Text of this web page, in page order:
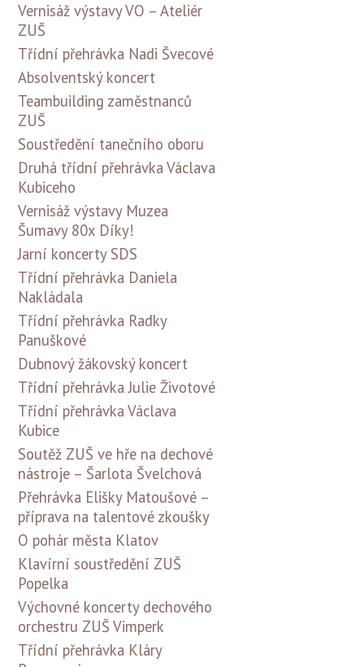
Vernisáž výstavy VO – Ateliér
ZUŠ
Třídní přehrávka Nadi Švecové
Absolventský koncert
Teambuilding zaměstnanců
ZUŠ
Soustředění tanečního oboru
Druhá třídní přehrávka Václava
Kubiceho
Vernisáž výstavy Muzea
Šumavy 80x Díky!
Jarní koncerty SDS
Třídní přehrávka Daniela
Nakládala
Třídní přehrávka Radky
Panuškové
Dubnový žákovský koncert
Třídní přehrávka Julie Životové
Třídní přehrávka Václava
Kubice
Soutěž ZUŠ ve hře na dechové
nástroje – Šarlota Švelchová
Přehrávka Elišky Matoušové –
příprava na talentové zkoušky
O pohár města Klatov
Klavírní soustředění ZUŠ
Popelka
Výchovné koncerty dechového
orchestru ZUŠ Vimperk
Třídní přehrávka Kláry